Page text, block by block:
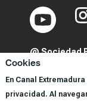
Cookies
En Canal
privacidad. Al
@ Sociedad